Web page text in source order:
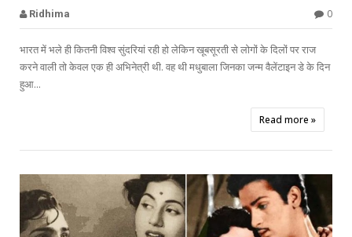
Ridhima 0
भारत में भले ही कितनी विश्व सुंदरियां रही हो लेकिन खूबसूरती से लोगों के दिलों पर राज
करने वाली तो केवल एक ही अभिनेत्री थी. वह थी मधुबाला जिनका जन्म वैलेंटाइन डे के दिन
हुआ...
Read more »
Madhubala